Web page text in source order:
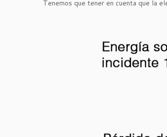
Tenemos que tener en cuenta que la